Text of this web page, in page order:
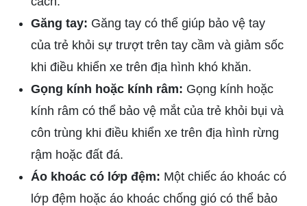
Găng tay: Găng tay có thể giúp bảo vệ tay
của trẻ khỏi sự trượt trên tay cầm và giảm sốc
khi điều khiển xe trên địa hình khó khăn.
Gọng kính hoặc kính râm: Gọng kính hoặc
kính râm có thể bảo vệ mắt của trẻ khỏi bụi và
côn trùng khi điều khiển xe trên địa hình rừng
rậm hoặc đất đá.
Áo khoác có lớp đệm: Một chiếc áo khoác có
lớp đệm hoặc áo khoác chống gió có thể bảo